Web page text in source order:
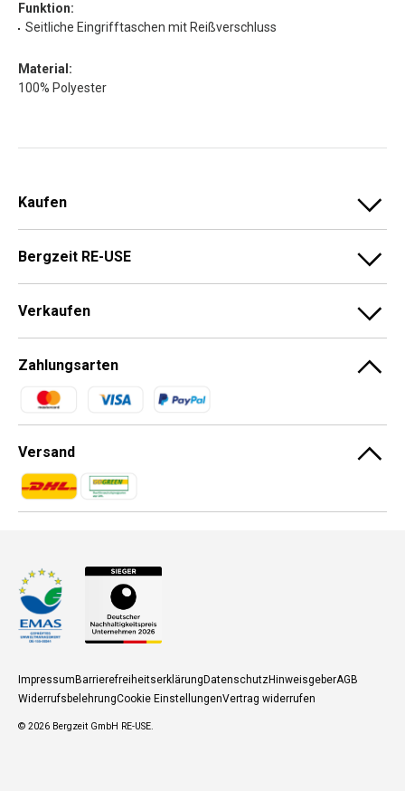
Funktion:
Seitliche Eingrifftaschen mit Reißverschluss
Material:
100% Polyester
Kaufen
Bergzeit RE-USE
Verkaufen
Zahlungsarten
Zahlungsmethoden
Versand
Zahlungsmethoden
Zahlungsmethoden
ImpressumBarrierefreiheitserklärungDatenschutzHinweisgeberAGB
WiderrufsbelehrungCookie EinstellungenVertrag widerrufen
© 2026 Bergzeit GmbH RE-USE.